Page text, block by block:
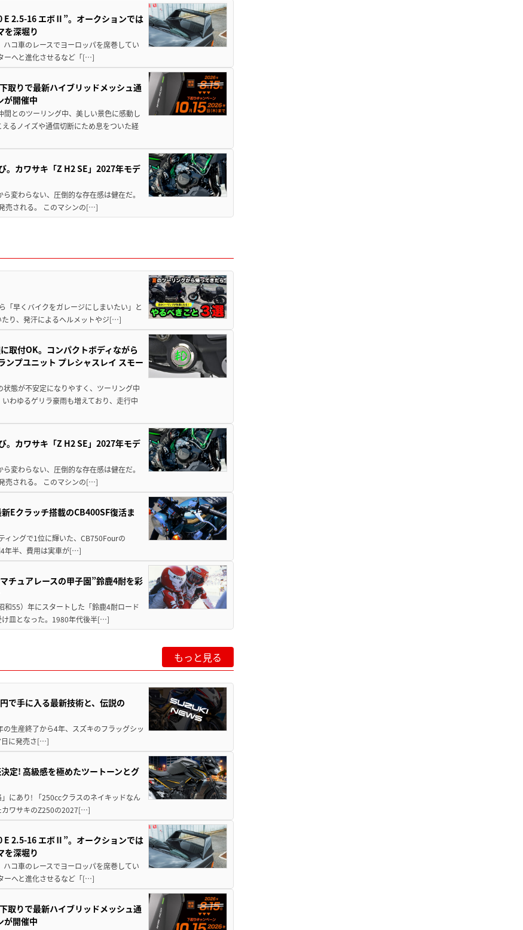
E 2.5-16 エボⅡ”。オークションでは
を深堀り
コ車のレースでヨーロッパを席巻してい
ーへと進化させるなど「[…]
取りで最新ハイブリッドメッシュ通
が開催中
間とのツーリング中、美しい景色に感動し
るノイズや通信切断にため息をついた経
。カワサキ「Z H2 SE」2027年モデ
変わらない、圧倒的な存在感は健在だ。
売される。 このマシンの[…]
早くバイクをガレージにしまいたい」と
たり、発汗によるヘルメットやジ[…]
取付OK。コンパクトボディながら
ンプユニット プレシャスレイ スモー
態が不安定になりやすく、ツーリング中
わゆるゲリラ豪雨も増えており、走行中
。カワサキ「Z H2 SE」2027年モデ
変わらない、圧倒的な存在感は健在だ。
売される。 このマシンの[…]
Eクラッチ搭載のCB400SF復活ま
ィングで1位に輝いた、CB750Fourの
年半、費用は実車が[…]
チュアレースの甲子園”鈴鹿4耐を彩
55）年にスタートした「鈴鹿4耐ロード
け皿となった。1980年代後半[…]
もっと見る
で手に入る最新技術と、伝説の
生産終了から4年、スズキのフラッグシッ
日に発売さ[…]
定! 高級感を極めたツートーンとグ
にあり! 「250ccクラスのネイキッドなん
カワサキのZ250の2027[…]
E 2.5-16 エボⅡ”。オークションでは
を深堀り
コ車のレースでヨーロッパを席巻してい
ーへと進化させるなど「[…]
取りで最新ハイブリッドメッシュ通
が開催中